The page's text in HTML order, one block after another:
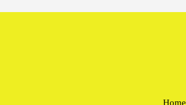
Home